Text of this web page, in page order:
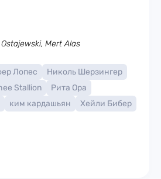
Mert Alas
Лопес
Николь Шерзингер
Stallion
Рита Ора
ким кардашьян
Хейли Бибер